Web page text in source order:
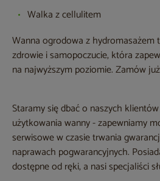
Walka z cellulitem
Wanna ogrodowa z
zdrowie i samopoczucie, która
na najwyższym poziomie. Zamów
Staramy się dbać o naszych
użytkowania wanny - zapewniamy
serwisowe w czasie trwania
naprawach pogwarancyjnych.
dostępne od ręki, a nasi specjaliści